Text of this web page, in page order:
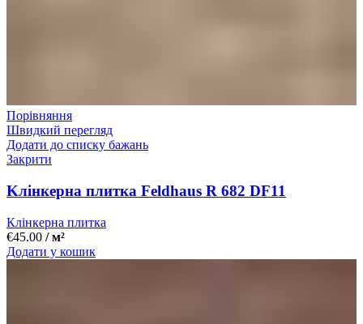
Порівняння
Швидкий перегляд
Додати до списку бажань
Закрити
Kлінкерна плитка Feldhaus R 682 DF11
Клінкерна плитка
€45.00 / м²
Додати у кошик